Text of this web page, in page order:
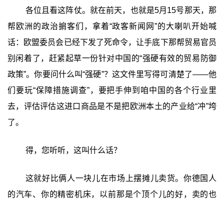
各位且看这阵仗。就在前天，也就是5月15号那天，那
帮欧洲的政治掮客们，拿着“政客新闻网”的大喇叭开始喊
话：欧盟委员会已经下发了死命令，让手底下那帮贸易官员
别闲着了，赶紧起草一份针对中国的“强硬有效的贸易防御
政策”。你要问什么叫“强硬”？这文件里写得可清楚了——他
们要玩“保障措施调查”，要把手伸到咱中国的各个行业里
去，评估评估这进口商品是不是把欧洲本土的产业给“冲”垮
了。
得，您听听，这叫什么话？
这就好比俩人一块儿在市场上摆摊儿卖货。你德国人
的汽车、你的精密机床，以前那是个顶个儿的好，卖的也